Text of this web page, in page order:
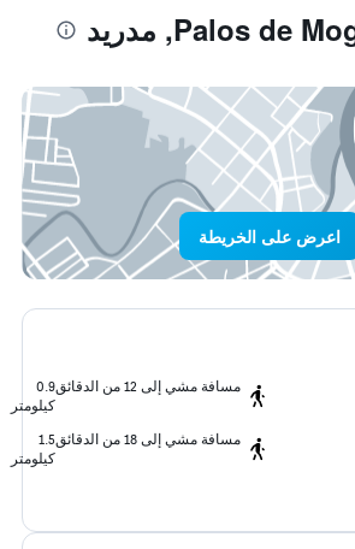
اعرض على الخريطة
مسافة مشي إلى 12 من الدقائق
0.9
كيلومتر
مسافة مشي إلى 18 من الدقائق
1.5
كيلومتر